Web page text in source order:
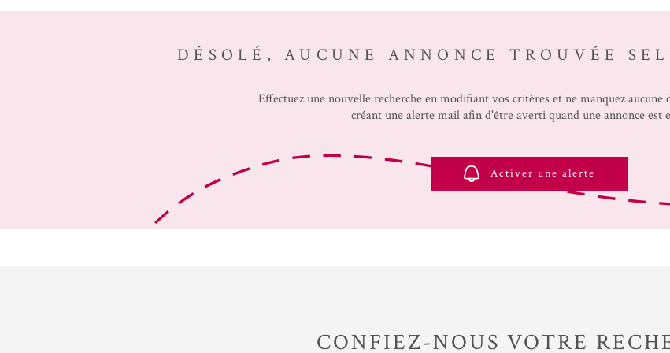
DÉSOLÉ, AUCUNE ANNONCE TROUVÉE
Effectuez une nouvelle recherche en modifiant vos critères et ne manquez aucune
créant une alerte mail afin d'être averti quand une annonce est
Activer une alerte
CONFIEZ-NOUS VOTRE